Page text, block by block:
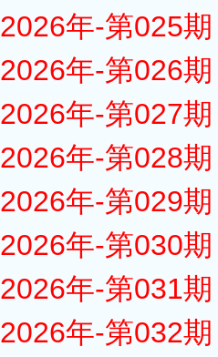
2026年-第025
2026年-第026
2026年-第027
2026年-第028
2026年-第029
2026年-第030
2026年-第031
2026年-第032